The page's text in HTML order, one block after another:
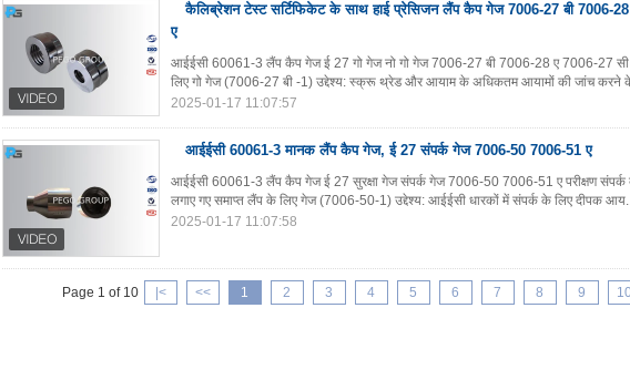
कैलिब्रेशन टेस्ट सर्टिफिकेट के साथ हाई प्रेसिजन लैंप कैप गेज 7006-27 बी 7006-28
ए
आईईसी 60061-3 लैंप कैप गेज ई 27 गो गेज नो गो गेज 7006-27 बी 7006-28 ए 7006-27
लिए गो गेज (7006-27 बी -1) उद्देश्य: स्क्रू थ्रेड और आयाम के अधिकतम आयामों की जांच करने
2025-01-17 11:07:57
आईईसी 60061-3 मानक लैंप कैप गेज, ई 27 संपर्क गेज 7006-50 7006-51 ए
आईईसी 60061-3 लैंप कैप गेज ई 27 सुरक्षा गेज संपर्क गेज 7006-50 7006-51 ए परीक्षण
लगाए गए समाप्त लैंप के लिए गेज (7006-50-1) उद्देश्य: आईईसी धारकों में संपर्क के लिए दीपक
2025-01-17 11:07:58
Page 1 of 10 |< << 1 2 3 4 5 6 7 8 9